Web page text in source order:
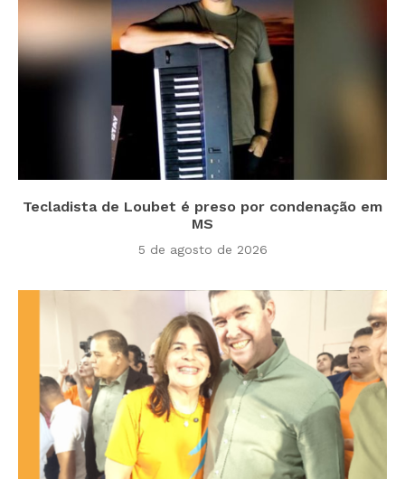
Tecladista de Loubet é preso por condenação em
MS
5 de agosto de 2026